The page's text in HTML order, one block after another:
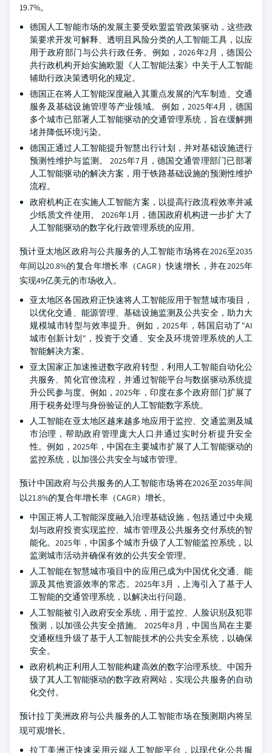
19.7%。
德国人工智能市场的发展主要受欧盟监管政策驱动，这些政
策要求开发可解释、透明且风险分类的人工智能工具，以应
用于政府部门与公共行政任务。例如，2026年2月，德国公
共行政机构开始实施欧盟《人工智能法案》中关于人工智能
辅助行政决策透明化的规定。
德国正在将人工智能深度融入其重点发展的汽车制造、交通
服务及基础设施管理等产业领域。
例如，2025年4月，德国
多个城市已部署人工智能驱动的交通管理系统，旨在缓解拥
堵并降低环境污染。
德国正通过人工智能提升智慧出行计划，并对基础设施进行
预测性维护与监测。
2025年7月，德国交通管理部门已部署
人工智能驱动的解决方案，用于铁路基础设施的预测性维护
流程。
政府机构正在实施人工智能方案，以提高行政流程效率并减
少纸质文件使用。
2026年1月，德国政府机构进一步扩大了
人工智能驱动的数字化行政管理系统的应用。
预计亚太地区政府与公共服务的人工智能市场将在2026至2035
年间以20.8%的复合年增长率（CAGR）快速增长，并在2025年
实现49亿美元的市场收入。
亚太地区各国政府正快速将人工智能应用于智慧城市项目，
以优化交通、能源管理、基础设施监测及公共安全，助力大
规模城市转型与效率提升。例如，2025年，韩国启动了"AI
城市创新计划"，投资于交通、安全及环境管理系统的人工
智能解决方案。
亚太国家正加速推进数字政府转型，利用人工智能自动化公
共服务、简化官僚流程，并通过智能平台与数据驱动系统提
升公民参与度。例如，2025年，印度在多个政府部门扩展了
用于税务处理与身份验证的人工智能数字系统。
人工智能在亚太地区越来越多地应用于监控、交通监测及城
市治理，帮助政府管理庞大人口并通过实时分析提升安全
性。例如，2025年，中国在主要城市扩展了人工智能驱动的
监控系统，以加强公共安全与城市管理。
预计中国政府与公共服务的人工智能市场将在2026至2035年间
以21.8%的复合年增长率（CAGR）增长。
中国正将人工智能深度融入治理基础设施，包括通过中央规
划与政府投资实现监控、城市管理及公共服务交付系统的智
能化。2025年，中国多个城市升级了人工智能监控系统，以
监测城市活动并确保有效的公共安全管理。
人工智能在智慧城市项目中的应用已成为中国优化交通、能
源及其他资源效率的常态。2025年3月，上海引入了基于人
工智能的交通管理系统，以解决出行问题。
人工智能被引入政府安全系统，用于监控、人脸识别及犯罪
预测，以加强公共安全措施。
2025年8月，中国当局在主要
交通枢纽升级了基于人工智能技术的公共安全系统，以确保
安全。
政府机构正利用人工智能构建高效的数字治理系统。中国升
级了其人工智能驱动的数字政府网站，实现公共服务的自动
化交付。
预计拉丁美洲政府与公共服务的人工智能市场在预测期内将呈
现可观增长。
拉丁美洲正快速采用云端人工智能平台，以现代化公共服